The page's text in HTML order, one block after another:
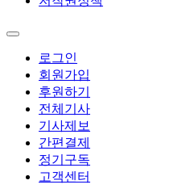
로그인
회원가입
후원하기
전체기사
기사제보
간편결제
정기구독
고객센터